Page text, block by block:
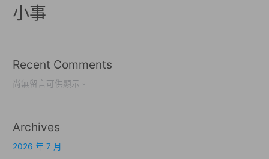
小事
Recent Comments
尚無留言可供顯示。
Archives
2026 年 7 月